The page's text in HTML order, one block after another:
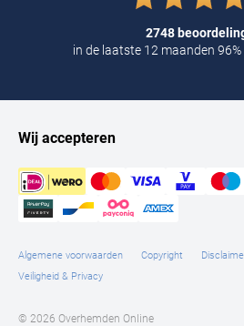
2748
in de laatste 12 maanden
Wij accepteren
Algemene voorwaarden Copyright
Veiligheid & Privacy
© 2026 Overhemden Online